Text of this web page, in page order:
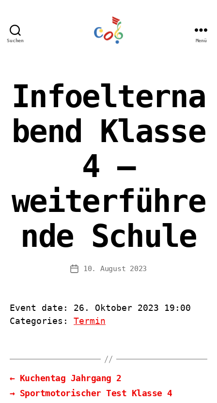
Suchen
Hamm
Menü
Infoelterna
bend Klasse
4 –
weiterführe
nde Schule
Veröffentlichungsdatum
10. August 2023
Event date: 26. Oktober 2023 19:00
Categories: Termin
← Kuchentag Jahrgang 2
→ Sportmotorischer Test Klasse 4